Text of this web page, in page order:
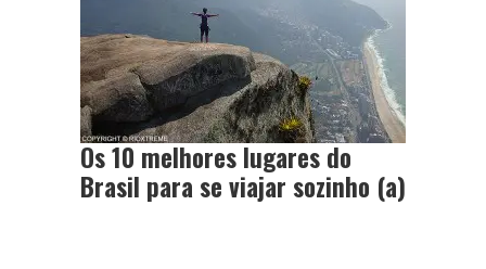
Os 10 melhores lugares do
Brasil para se viajar sozinho (a)